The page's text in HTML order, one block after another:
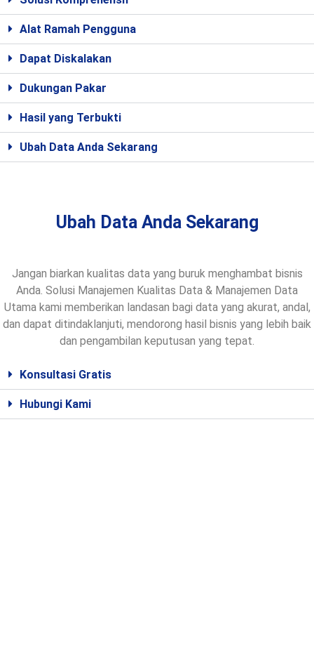
Alat Ramah Pengguna
Dapat Diskalakan
Dukungan Pakar
Hasil yang Terbukti
Ubah Data Anda Sekarang
Ubah Data Anda Sekarang
Jangan biarkan kualitas data yang buruk menghambat bisnis
Anda. Solusi Manajemen Kualitas Data & Manajemen Data
Utama kami memberikan landasan bagi data yang akurat, andal,
dan dapat ditindaklanjuti, mendorong hasil bisnis yang lebih baik
dan pengambilan keputusan yang tepat.
Konsultasi Gratis
Hubungi Kami